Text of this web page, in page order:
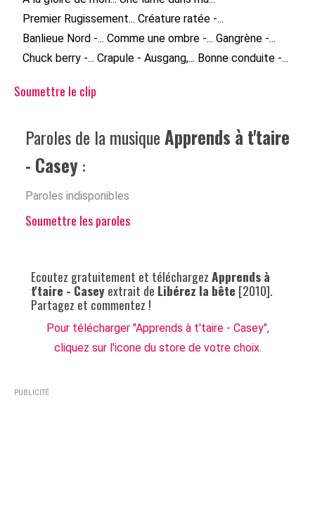
Premier Rugissement... Créature ratée -...
Banlieue Nord -... Comme une ombre -... Gangrène -...
Chuck berry -... Crapule - Ausgang,... Bonne conduite -...
Soumettre le clip
Paroles de la musiqueApprends à t'taire
- Casey:
Paroles indisponibles
Soumettre les paroles
Ecoutez gratuitement et téléchargezApprends à
t'taire - Caseyextrait de Libérez la bête [2010].
Partagez et commentez !
Pour télécharger "Apprends à t'taire - Casey",
cliquez sur l'icone du store de votre choix.
PUBLICITÉ